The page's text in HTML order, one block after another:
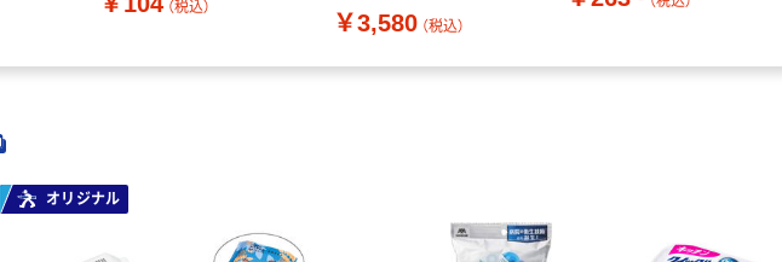
（税込）
￥3,580 （税込）
オリジナル